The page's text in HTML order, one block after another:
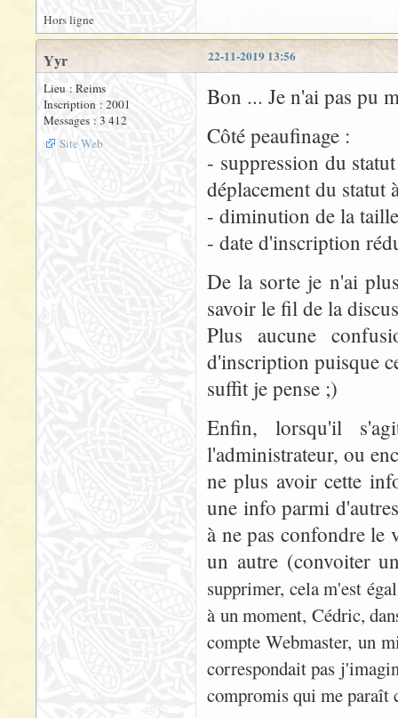
Hors ligne
22-11-2019 13:56
Yyr
Lieu : Reims
Inscription : 2001
Messages : 3 412
Site Web
Bon ... Je n'ai pas pu
Côté peaufinage :
- suppression du
déplacement du
- diminution de la
- date d'inscription
De la sorte je n'ai
savoir le fil de la
Plus aucune
d'inscription puisque
suffit je pense ;)
Enfin, lorsqu'il
l'administrateur, ou
ne plus avoir cette
une info parmi
à ne pas confondre le
un autre (convoiter
supprimer, cela m'est
à un moment, Cédric,
compte Webmaster, un
correspondait pas
compromis qui me paraît